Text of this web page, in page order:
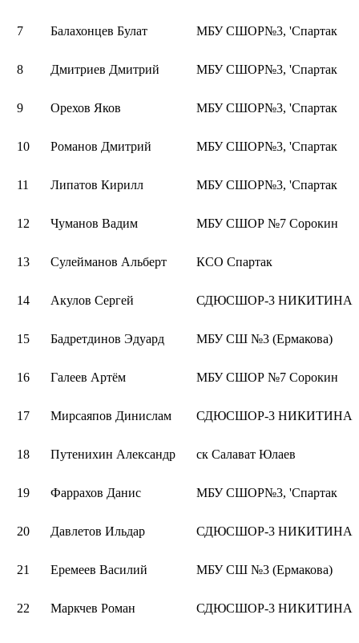
7 Балахонцев Булат МБУ СШОР№3, 'Спартак
8 Дмитриев Дмитрий МБУ СШОР№3, 'Спартак
9 Орехов Яков МБУ СШОР№3, 'Спартак
10 Романов Дмитрий МБУ СШОР№3, 'Спартак
11 Липатов Кирилл МБУ СШОР№3, 'Спартак
12 Чуманов Вадим МБУ СШОР №7 Сорокин
13 Сулейманов Альберт КСО Спартак
14 Акулов Сергей СДЮСШОР-3 НИКИТИНА
15 Бадретдинов Эдуард МБУ СШ №3 (Ермакова)
16 Галеев Артём МБУ СШОР №7 Сорокин
17 Мирсаяпов Динислам СДЮСШОР-3 НИКИТИНА
18 Путенихин Александр ск Салават Юлаев
19 Фаррахов Данис МБУ СШОР№3, 'Спартак
20 Давлетов Ильдар СДЮСШОР-3 НИКИТИНА
21 Еремеев Василий МБУ СШ №3 (Ермакова)
22 Маркчев Роман СДЮСШОР-3 НИКИТИНА